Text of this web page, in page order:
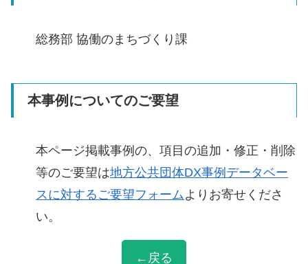
←戻る
総務部 協働のまちづくり課
本事例についてのご要望
本ページ掲載事例の、項目の追加・修正・削除
等のご要望は地方公共団体DX事例データベー
スに対するご要望フォームよりお寄せくださ
い。